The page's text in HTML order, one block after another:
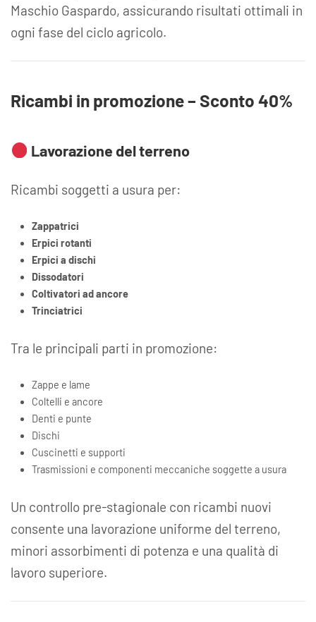
Maschio Gaspardo, assicurando risultati ottimali in
ogni fase del ciclo agricolo.
Ricambi in promozione – Sconto 40%
Lavorazione del terreno
Ricambi soggetti a usura per:
Zappatrici
Erpici rotanti
Erpici a dischi
Dissodatori
Coltivatori ad ancore
Trinciatrici
Tra le principali parti in promozione:
Zappe e lame
Coltelli e ancore
Denti e punte
Dischi
Cuscinetti e supporti
Trasmissioni e componenti meccaniche soggette a usura
Un controllo pre‑stagionale con ricambi nuovi
consente una lavorazione uniforme del terreno,
minori assorbimenti di potenza e una qualità di
lavoro superiore.